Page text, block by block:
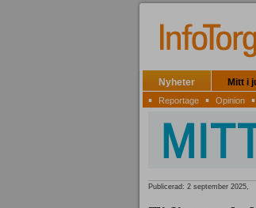
Nyheter Mitt i
▪ Reportage ▪ Opinion ▪
Publicerad: 2 september 2025,